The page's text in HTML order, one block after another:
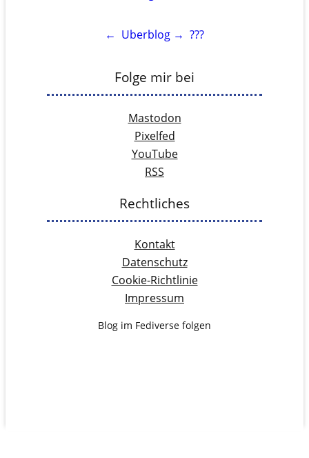
← Uberblog → ???
Folge mir bei
Mastodon
Pixelfed
YouTube
RSS
Rechtliches
Kontakt
Datenschutz
Cookie-Richtlinie
Impressum
Blog im Fediverse folgen